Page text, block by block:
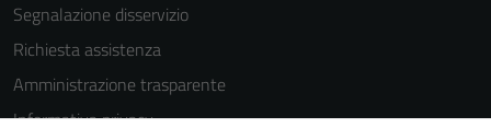
Segnalazione disservizio
Richiesta assistenza
Amministrazione trasparente
Informativa privacy
di questi